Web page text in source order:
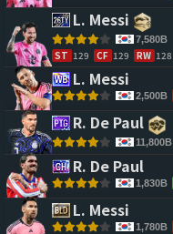
L. Messi
7,580B
ST 129 CF 129 RW 128
L. Messi
2,500B
R. De Paul
11,800B
R. De Paul
1,830B
L. Messi
1,780B